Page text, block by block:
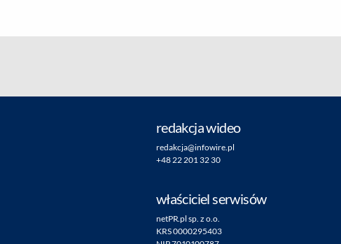
redakcja wideo
redakcja@infowire.pl
+48 22 201 32 30
właściciel serwisów
netPR.pl sp. z o.o.
KRS 0000295403